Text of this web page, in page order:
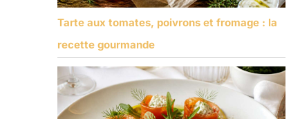
Tarte aux tomates, poivrons et fromage : la
recette gourmande